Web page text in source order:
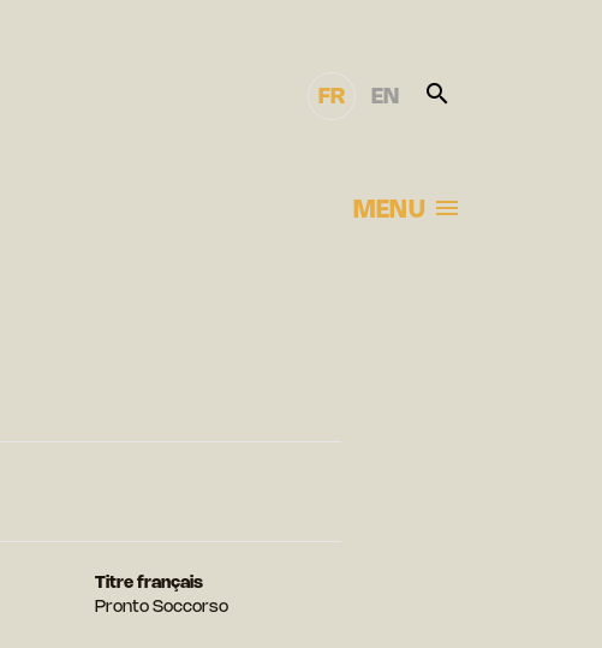
FR EN
MENU
Titre français
Pronto Soccorso